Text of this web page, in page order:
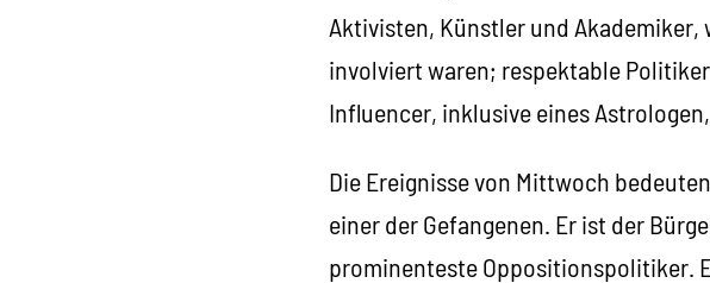
Aktivisten, Künstler und Akademiker,
involviert waren; respektable
Influencer, inklusive eines
Die Ereignisse von Mittwoch
einer der Gefangenen. Er ist der
prominenteste Oppositionspolitiker.